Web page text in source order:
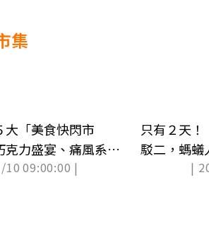
集
大「美食快閃市
力盛宴、痛風系海
09:00:00 |
只有２天
駁二，螞蟻
|